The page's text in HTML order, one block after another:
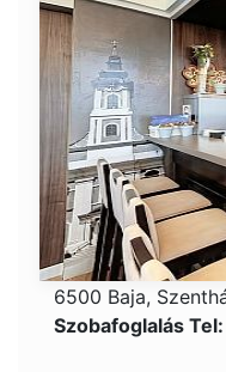
6500 Baja,
Szobafoglalás